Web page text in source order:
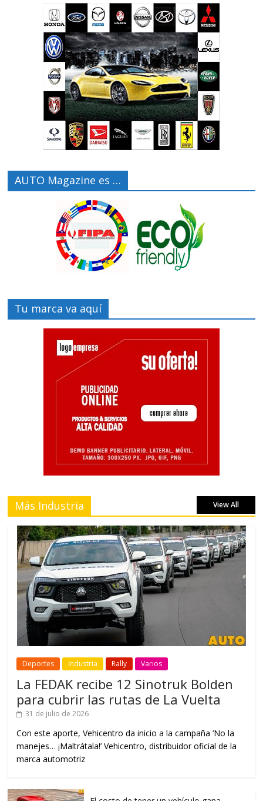
AUTO Magazine es …
Tu marca va aquí
Más Industria View All
Deportes Industria Rally Varios
La FEDAK recibe 12 Sinotruk Bolden
para cubrir las rutas de La Vuelta
31 de julio de 2026
Con este aporte, Vehicentro da inicio a la campaña ‘No la
manejes… ¡Maltrátala!’ Vehicentro, distribuidor oficial de la
marca automotriz